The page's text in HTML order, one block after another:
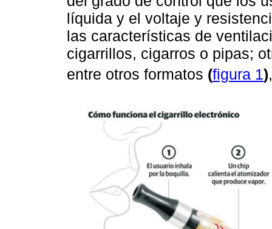
líquida y el voltaje y
las características de
cigarrillos, cigarros o pipas;
entre otros formatos (figura 1)